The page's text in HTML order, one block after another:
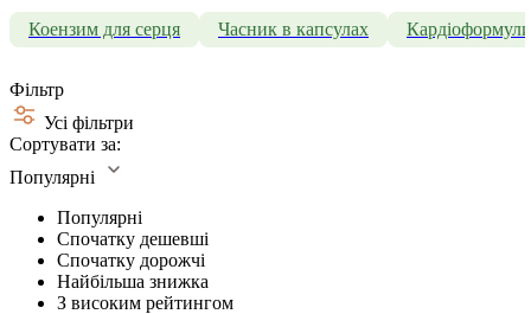
Коензим для серця Часник в капсулах Кардіоформули
Фільтр
Усі фільтри
Сортувати за:
Популярні
Популярні
Спочатку дешевші
Спочатку дорожчі
Найбільша знижка
З високим рейтингом